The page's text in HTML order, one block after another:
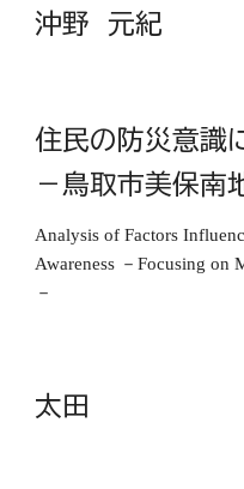
沖野 元紀
住民の防災意識
－鳥取市美保南
Analysis of Factors
Awareness －Focusing on
－
太田